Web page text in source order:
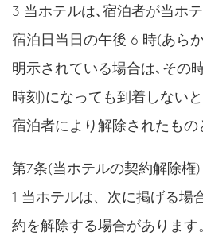
3 当ホテルは､宿泊者が当ホ
宿泊日当日の午後 6 時(あら
明示されている場合は､その
時刻)になっても到着しない
宿泊者により解除されたも
第7条(当ホテルの契約解除権)
1 当ホテルは、次に掲げる場
約を解除する場合がありま